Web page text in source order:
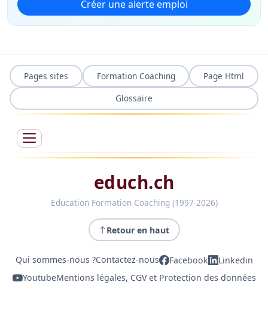
Créer une alerte emploi
Pages sites Formation Coaching
Page Html
Glossaire
educh.ch
Education Formation Coaching (1997-2026)
Retour en haut
Qui sommes-nous ?Contactez-nous Facebook
Linkedin
YoutubeMentions légales, CGV et Protection des données